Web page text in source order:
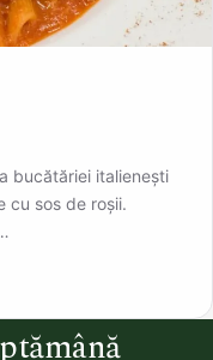
bucătăriei italienești
cu sos de roșii.